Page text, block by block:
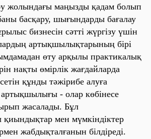
жолындағы маңызды қадам болып
басқару, шығындарды бағалау
бизнесін сәтті жүргізу үшін
артықшылықтарының бірі
өту арқылы практикалық
нақты өмірлік жағдайларда
құнды тәжірибе алуға
артықшылығы - олар көбінесе
жасалады. Бұл
мен мүмкіндіктер
жабдықталғанын білдіреді.